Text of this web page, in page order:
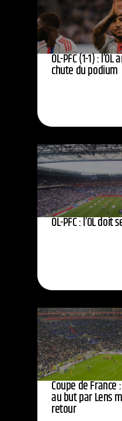
OL-PFC (1-1) :
chute du podium
OL-PFC : l’OL doit
Coupe de France
au but par Lens
retour